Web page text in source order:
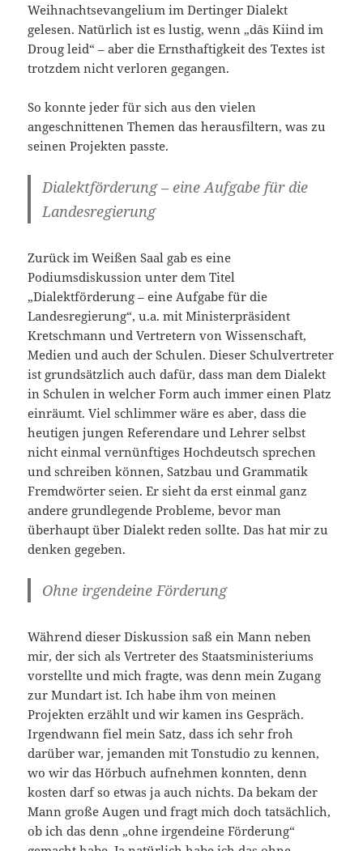
Weihnachtsevangelium im Dertinger Dialekt
gelesen. Natürlich ist es lustig, wenn „dâs Kiind im
Droug leid“ – aber die Ernsthaftigkeit des Textes ist
trotzdem nicht verloren gegangen.
So konnte jeder für sich aus den vielen
angeschnittenen Themen das herausfiltern, was zu
seinen Projekten passte.
Dialektförderung – eine Aufgabe für die
Landesregierung
Zurück im Weißen Saal gab es eine
Podiumsdiskussion unter dem Titel
„Dialektförderung – eine Aufgabe für die
Landesregierung“, u.a. mit Ministerpräsident
Kretschmann und Vertretern von Wissenschaft,
Medien und auch der Schulen. Dieser Schulvertreter
ist grundsätzlich auch dafür, dass man dem Dialekt
in Schulen in welcher Form auch immer einen Platz
einräumt. Viel schlimmer wäre es aber, dass die
heutigen jungen Referendare und Lehrer selbst
nicht einmal vernünftiges Hochdeutsch sprechen
und schreiben können, Satzbau und Grammatik
Fremdwörter seien. Er sieht da erst einmal ganz
andere grundlegende Probleme, bevor man
überhaupt über Dialekt reden sollte. Das hat mir zu
denken gegeben.
Ohne irgendeine Förderung
Während dieser Diskussion saß ein Mann neben
mir, der sich als Vertreter des Staatsministeriums
vorstellte und mich fragte, was denn mein Zugang
zur Mundart ist. Ich habe ihm von meinen
Projekten erzählt und wir kamen ins Gespräch.
Irgendwann fiel mein Satz, dass ich sehr froh
darüber war, jemanden mit Tonstudio zu kennen,
wo wir das Hörbuch aufnehmen konnten, denn
kosten darf so etwas ja auch nichts. Da bekam der
Mann große Augen und fragt mich doch tatsächlich,
ob ich das denn „ohne irgendeine Förderung“